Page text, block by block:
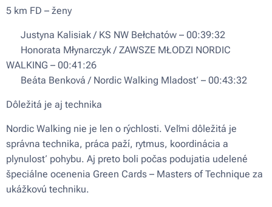
5 km FD – ženy
🥇 Justyna Kalisiak / KS NW Bełchatów – 00:39:32
🥈 Honorata Młynarczyk / ZAWSZE MŁODZI NORDIC
WALKING – 00:41:26
🥉 Beáta Benková / Nordic Walking Mladosť – 00:43:32
Dôležitá je aj technika
Nordic Walking nie je len o rýchlosti. Veľmi dôležitá je
správna technika, práca paží, rytmus, koordinácia a
plynulosť pohybu. Aj preto boli počas podujatia udelené
špeciálne ocenenia Green Cards – Masters of Technique za
ukážkovú techniku.